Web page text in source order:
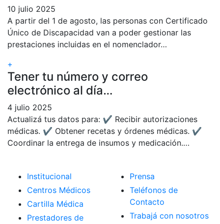
10 julio 2025
A partir del 1 de agosto, las personas con Certificado
Único de Discapacidad van a poder gestionar las
prestaciones incluidas en el nomenclador…
+
Tener tu número y correo
electrónico al día…
4 julio 2025
Actualizá tus datos para: ✔ Recibir autorizaciones
médicas. ✔ Obtener recetas y órdenes médicas. ✔
Coordinar la entrega de insumos y medicación.…
Institucional
Centros Médicos
Cartilla Médica
Prestadores de
Prensa
Teléfonos de
Contacto
Trabajá con nosotros